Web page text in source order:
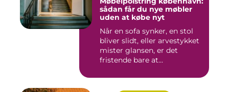
sådan får du nye møbler
uden at købe nyt
Når en sofa synker, en stol
bliver slidt, eller arvestykket
mister glansen, er det
fristende bare at...